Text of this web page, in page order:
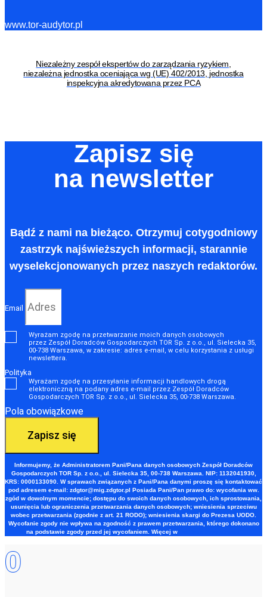
www.tor-audytor.pl
Niezależny zespół ekspertów do zarządzania ryzykiem,
niezależna jednostka oceniająca wg (UE) 402/2013, jednostka
inspekcyjna akredytowana przez PCA
Zapisz się
na newsletter
Bądź z nami na bieżąco. Otrzymuj cotygodniowy
zastrzyk najświeższych informacji, starannie
wyselekcjonowanych przez naszych redaktorów.
Email
Wyrażam zgodę na przetwarzanie moich danych osobowych
przez Zespół Doradców Gospodarczych TOR Sp. z o.o., ul. Sielecka 35,
00-738 Warszawa, w zakresie: adres e‑mail, w celu korzystania z usługi
newslettera.
Polityka
Wyrażam zgodę na przesyłanie informacji handlowych drogą
elektroniczną na podany adres e-mail przez Zespół Doradców
Gospodarczych TOR Sp. z o.o., ul. Sielecka 35, 00-738 Warszawa.
Pola obowiązkowe
Zapisz się
Informujemy, że Administratorem Pani/Pana danych osobowych Zespół Doradców
Gospodarczych TOR Sp. z o.o., ul. Sielecka 35, 00-738 Warszawa. NIP: 1132041930,
KRS: 0000133090. W sprawach związanych z Pani/Pana danymi proszę się kontaktować
pod adresem e-mail: zdgtor@mig.zdgtor.pl
Posiada Pani/Pan prawo do: wycofania ww.
zgód w dowolnym momencie; dostępu do swoich danych osobowych, ich sprostowania,
usunięcia lub ograniczenia przetwarzania danych osobowych; wniesienia sprzeciwu
wobec przetwarzania (zgodnie z art. 21 RODO); wniesienia skargi do Prezesa UODO.
Wycofanie zgody nie wpływa na zgodność z prawem przetwarzania, którego dokonano
na podstawie zgody przed jej wycofaniem. Więcej w
0